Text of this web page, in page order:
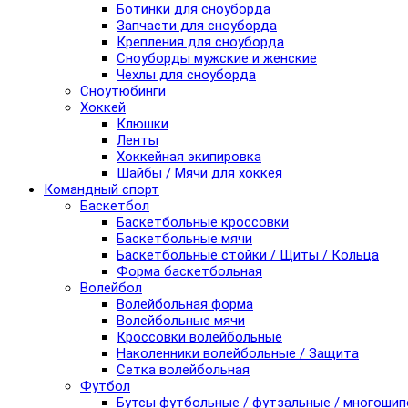
Ботинки для сноуборда
Запчасти для сноуборда
Крепления для сноуборда
Сноуборды мужские и женские
Чехлы для сноуборда
Сноутюбинги
Хоккей
Клюшки
Ленты
Хоккейная экипировка
Шайбы / Мячи для хоккея
Командный спорт
Баскетбол
Баскетбольные кроссовки
Баскетбольные мячи
Баскетбольные стойки / Щиты / Кольца
Форма баскетбольная
Волейбол
Волейбольная форма
Волейбольные мячи
Кроссовки волейбольные
Наколенники волейбольные / Защита
Сетка волейбольная
Футбол
Бутсы футбольные / футзальные /